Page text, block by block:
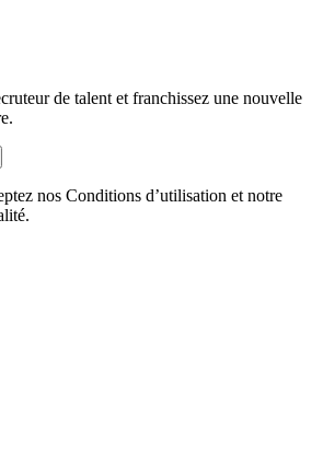
de talent et franchissez une nouvelle
nos Conditions d’utilisation et notre